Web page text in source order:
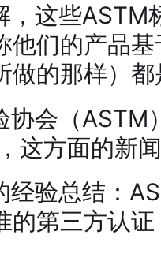
，这些ASTM
他们的产品
做的那样）
协会（ASTM
这方面的新
经验总结：
的第三方认